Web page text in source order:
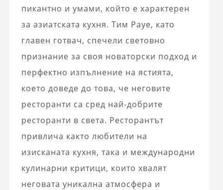
пикантно и умами, който е характерен
за азиатската кухня. Тим Рауе, като
главен готвач, спечели световно
признание за своя новаторски подход и
перфектно изпълнение на ястията,
което доведе до това, че неговите
ресторанти са сред най-добрите
ресторанти в света. Ресторантът
привлича както любители на
изисканата кухня, така и международни
кулинарни критици, които хвалят
неговата уникална атмосфера и